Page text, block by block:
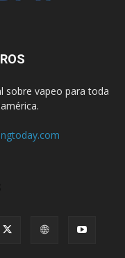
sobre vapeo para toda